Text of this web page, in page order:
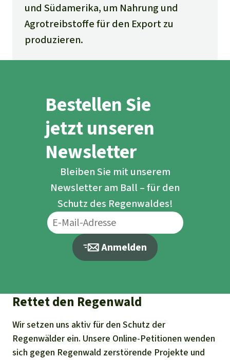
und Südamerika, um Nahrung und
Agrotreibstoffe für den Export zu
produzieren.
Bestellen Sie
jetzt unseren
Newsletter
Bleiben Sie mit unserem
Newsletter am Ball – für den
Schutz des Regenwaldes!
Anmelden
Rettet den Regenwald
Wir setzen uns aktiv für den Schutz der
Regenwälder ein. Unsere Online-Petitionen wenden
sich gegen Regenwald zerstörende Projekte und